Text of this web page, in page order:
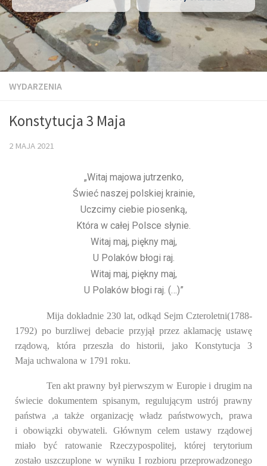
WYDARZENIA
Konstytucja 3 Maja
2 MAJA 2021
„Witaj majowa jutrzenko,
Świeć naszej polskiej krainie,
Uczcimy ciebie piosenką,
Która w całej Polsce słynie.
Witaj maj, piękny maj,
U Polaków błogi raj.
Witaj maj, piękny maj,
U Polaków błogi raj. (…)”
Mija dokładnie 230 lat, odkąd Sejm Czteroletni(1788-
1792) po burzliwej debacie przyjął przez aklamację ustawę
rządową, która przeszła do historii, jako Konstytucja 3
Maja uchwalona w 1791 roku.
Ten akt prawny był pierwszym w Europie i drugim na
świecie dokumentem spisanym, regulującym ustrój prawny
państwa ,a także organizację władz państwowych, prawa
i obowiązki obywateli. Głównym celem ustawy rządowej
miało być ratowanie Rzeczypospolitej, której terytorium
zostało uszczuplone w wyniku I rozbioru przeprowadzonego